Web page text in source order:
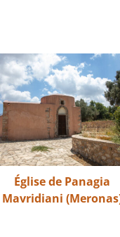
Église de Panagia
Mavridiani